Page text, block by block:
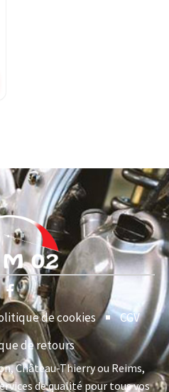
de cookies
CGV
de retours
Château-Thierry ou Reims,
de qualité pour tous vos